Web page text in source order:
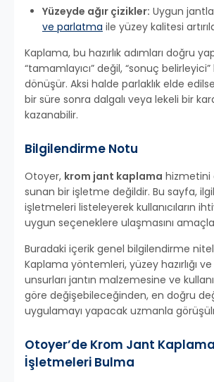
Yüzeyde ağır çizikler: Uygun
ve parlatma ile yüzey kalitesi
Kaplama, bu hazırlık adımları doğru
“tamamlayıcı” değil, “sonuç
dönüşür. Aksi halde parlaklık elde
bir süre sonra dalgalı veya lekeli bir
kazanabilir.
Bilgilendirme Notu
Otoyer, krom jant kaplama hizmetini
sunan bir işletme değildir. Bu sayfa,
işletmeleri listeleyerek kullanıcıların
uygun seçeneklere ulaşmasını
Buradaki içerik genel bilgilendirme
Kaplama yöntemleri, yüzey hazırlığı
unsurları jantın malzemesine ve
göre değişebileceğinden, en doğru
uygulamayı yapacak uzmanla
Otoyer’de Krom Jant
İşletmeleri Bulma